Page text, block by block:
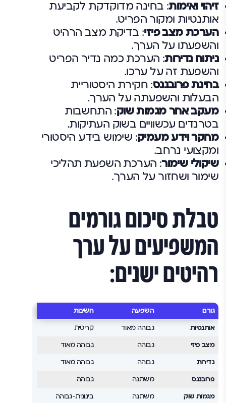
זיהוי ואימות: בחינה מדוקדקת לקביעת
אותנטיות ומקור הפריט.
הערכת מצב פיזי: בדיקת מצב הרהיט
והשפעתו על הערך.
ניתוח נדירות: הערכת כמה נדיר הפריט
והשפעת זה על ערכו.
בחינת פרובננס: חקירת היסטוריית
הבעלות והשפעתה על הערך.
מעקב אחר מגמות שוק: התחשבות
בטרנדים עכשוויים בשוק העתיקות.
מחקר וידע מעמיק: שימוש בידע היסטורי
ומקצועי נרחב.
שיקולי שימור: הערכת השפעת תהליכי
שימור ושחזור על הערך.
טבלת סיכום גורמים
המשפיעים על ערך
רהיטים ישנים:
גורם השפעה חשיבות
אותנטיות גבוהה מאוד קריטית
מצב פיזי גבוהה גבוהה מאוד
נדירות גבוהה גבוהה מאוד
פרובננס משתנה גבוהה
מגמות שוק משתנה בינונית-גבוהה